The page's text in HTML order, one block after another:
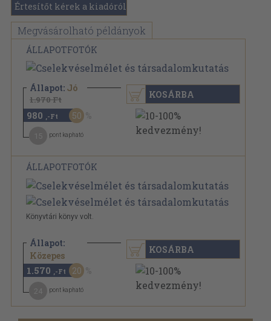
Értesítőt kérek a kiadóról
Megvásárolható példányok
ÁLLAPOTFOTÓK
Állapot: Jó
1.970 Ft
980 ,-Ft 50
pont kapható
KOSÁRBA
ÁLLAPOTFOTÓK
Könyvtári könyv volt.
Állapot:
Közepes
1.970 Ft
1.570 ,-Ft 20
pont kapható
KOSÁRBA